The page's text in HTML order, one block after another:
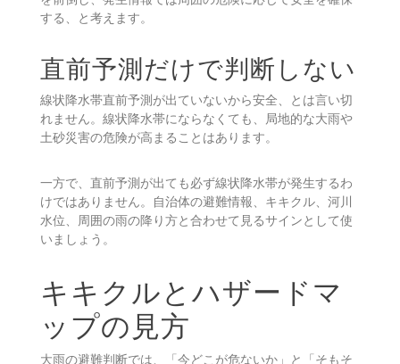
る人が行動を前倒しする合図になります。
発生情報は、すでに線状降水帯が発生し、危険度が急に
高まっている段階です。半日前に準備、直前予測で行動
を前倒し、発生情報では周囲の危険に応じて安全を確保
する、と考えます。
線状降水帯直前予測が出ていないから安全、とは言い切
れません。線状降水帯にならなくても、局地的な大雨や
土砂災害の危険が高まることはあります。
一方で、直前予測が出ても必ず線状降水帯が発生するわ
けではありません。自治体の避難情報、キキクル、河川
水位、周囲の雨の降り方と合わせて見るサインとして使
いましょう。